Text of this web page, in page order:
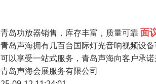
青岛功放器销售，库存丰富，质量可靠面
青岛声海拥有几百台国际灯光音响视频设
可以享受一站式服务，青岛声海向客户承
青岛声海会展服务有限公司